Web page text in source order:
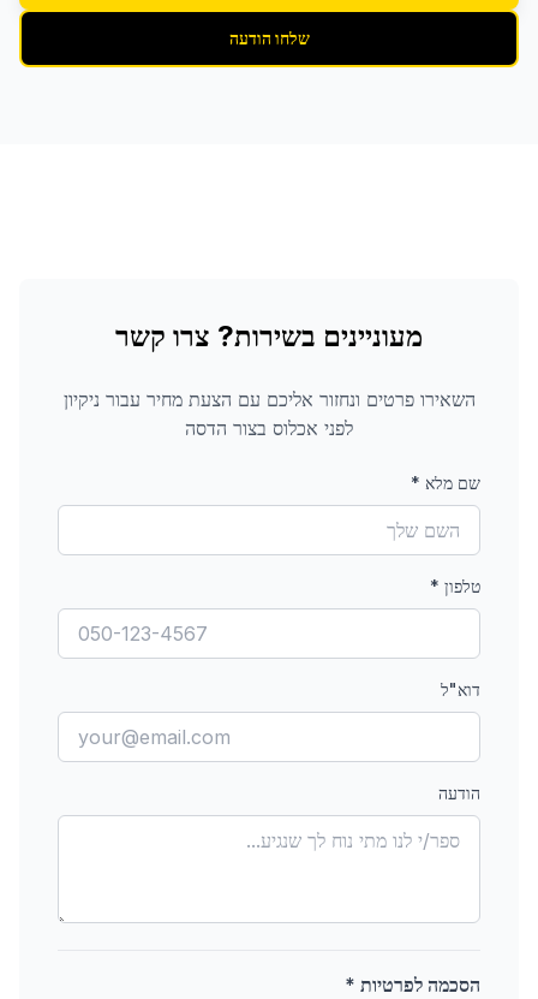
שלחו הודעה
מעוניינים בשירות? צרו קשר
השאירו פרטים ונחזור אליכם עם הצעת מחיר עבור ניקיון
לפני אכלוס בצור הדסה
שם מלא *
טלפון *
דוא"ל
הודעה
הסכמה לפרטיות *